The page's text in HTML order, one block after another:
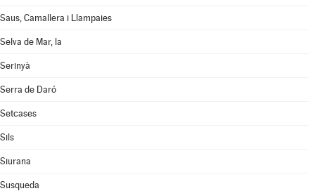
Saus, Camallera i Llampaies
Selva de Mar, la
Serinyà
Serra de Daró
Setcases
Sils
Siurana
Susqueda